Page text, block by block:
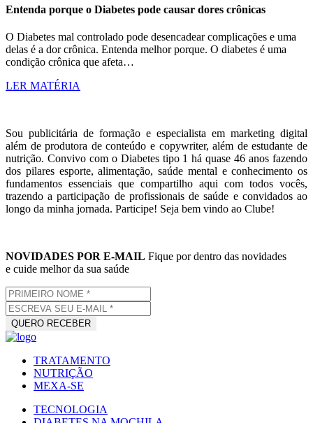
Entenda porque o Diabetes pode causar dores crônicas
O Diabetes mal controlado pode desencadear complicações e uma
delas é a dor crônica. Entenda melhor porque. O diabetes é uma
condição crônica que afeta…
LER MATÉRIA
Sou publicitária de formação e especialista em marketing digital
além de produtora de conteúdo e copywriter, além de estudante de
nutrição. Convivo com o Diabetes tipo 1 há quase 46 anos fazendo
dos pilares esporte, alimentação, saúde mental e conhecimento os
fundamentos essenciais que compartilho aqui com todos vocês,
trazendo a participação de profissionais de saúde e convidados ao
longo da minha jornada. Participe! Seja bem vindo ao Clube!
NOVIDADES POR E-MAIL Fique por dentro das novidades
e cuide melhor da sua saúde
TRATAMENTO
NUTRIÇÃO
MEXA-SE
TECNOLOGIA